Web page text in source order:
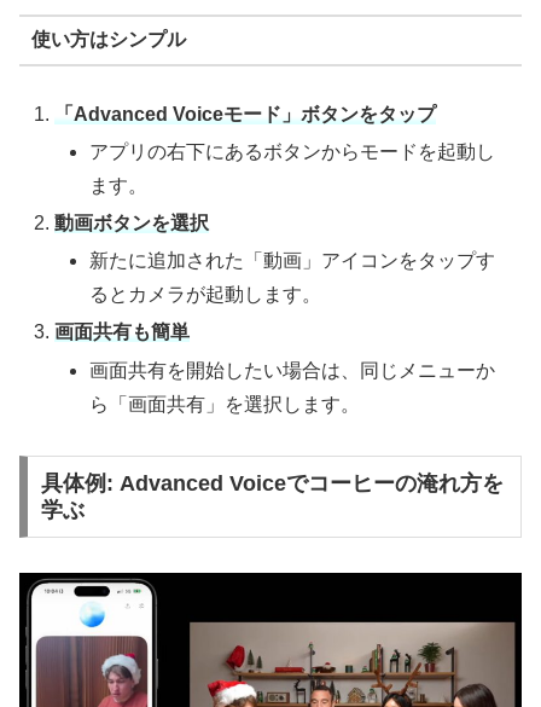
使い方はシンプル
「Advanced Voiceモード」ボタンをタップ
アプリの右下にあるボタンからモードを起動し
ます。
動画ボタンを選択
新たに追加された「動画」アイコンをタップす
るとカメラが起動します。
画面共有も簡単
画面共有を開始したい場合は、同じメニューか
ら「画面共有」を選択します。
具体例: Advanced Voiceでコーヒーの淹れ方を
学ぶ